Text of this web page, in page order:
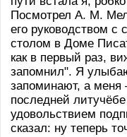
Посмотрел А. М.
его руководством с
столом в Доме
как в первый раз,
запомнил". Я
запоминают, а
последней
удовольствием
сказал: ну теперь